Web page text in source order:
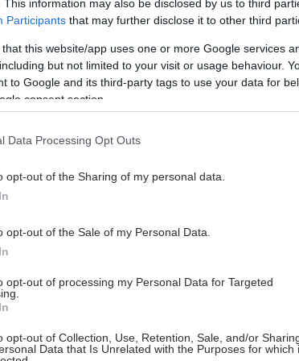
This information may also be disclosed by us to third
Participants that may further disclose it to other third
that this website/app uses one or more Google services
but not limited to your visit or usage behaviour.
to Google and its third-party tags to use your data for
consent section.
Data Processing Opt Outs
opt-out of the Sharing of my personal data.
opt-out of the Sale of my Personal Data.
opt-out of processing my Personal Data for Targeted
opt-out of Collection, Use, Retention, Sale, and/or
Data that Is Unrelated with the Purposes for which
κόπωση, πόνος στα άκρα, εμετός, ακόμα
θυμηθείτε αν έχετε ξανασυναντήσει αυτό το
έχει υποστεί ξανά κάποιο, τα συμπτώματα δεν
σημαντικά. Αυτό μπορεί να σας βοηθήσει πολύ,
εμφράγματα που καταγράφονται δεν έχουν
να τα συνειδητοποιήσουμε εκείνη τη στιγμή,